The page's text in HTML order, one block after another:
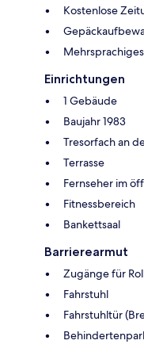
Kostenlose
Einrichtungen
1 Gebäude
Baujahr 1983
Tresorfach an
Terrasse
Fernseher im
Fitnessbereich
Bankettsaal
Barrierearmut
Zugänge für
Fahrstuhl
Fahrstuhltür